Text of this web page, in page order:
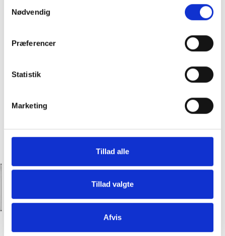
Nødvendig
Præferencer
Statistik
Marketing
Tillad alle
Tillad valgte
Afvis
Hos Slagter Bob får du premium kød til